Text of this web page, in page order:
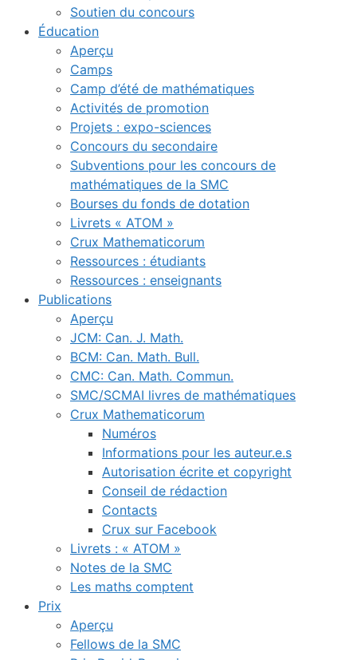
Soutien du concours
Éducation
Aperçu
Camps
Camp d’été de mathématiques
Activités de promotion
Projets : expo-sciences
Concours du secondaire
Subventions pour les concours de
mathématiques de la SMC
Bourses du fonds de dotation
Livrets « ATOM »
Crux Mathematicorum
Ressources : étudiants
Ressources : enseignants
Publications
Aperçu
JCM: Can. J. Math.
BCM: Can. Math. Bull.
CMC: Can. Math. Commun.
SMC/SCMAI livres de mathématiques
Crux Mathematicorum
Numéros
Informations pour les auteur.e.s
Autorisation écrite et copyright
Conseil de rédaction
Contacts
Crux sur Facebook
Livrets : « ATOM »
Notes de la SMC
Les maths comptent
Prix
Aperçu
Fellows de la SMC